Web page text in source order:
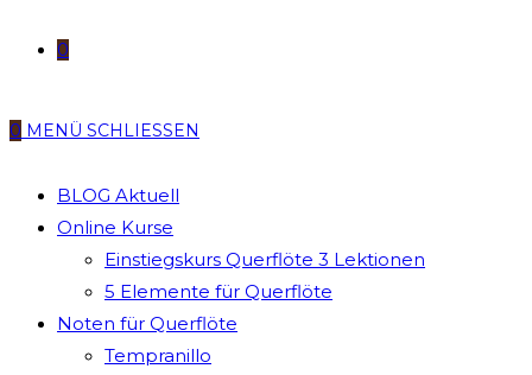
0
0 MENÜ SCHLIESSEN
BLOG Aktuell
Online Kurse
Einstiegskurs Querflöte 3 Lektionen
5 Elemente für Querflöte
Noten für Querflöte
Tempranillo